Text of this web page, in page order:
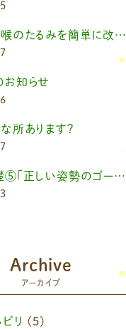
二重アゴと喉のたるみを簡単に改善したいなら
お知らせ
所あります？
姿勢の基礎⑤「正しい姿勢のゴールを知る（正しい姿勢とは？）」
Archive
アーカイブ
リ (5)